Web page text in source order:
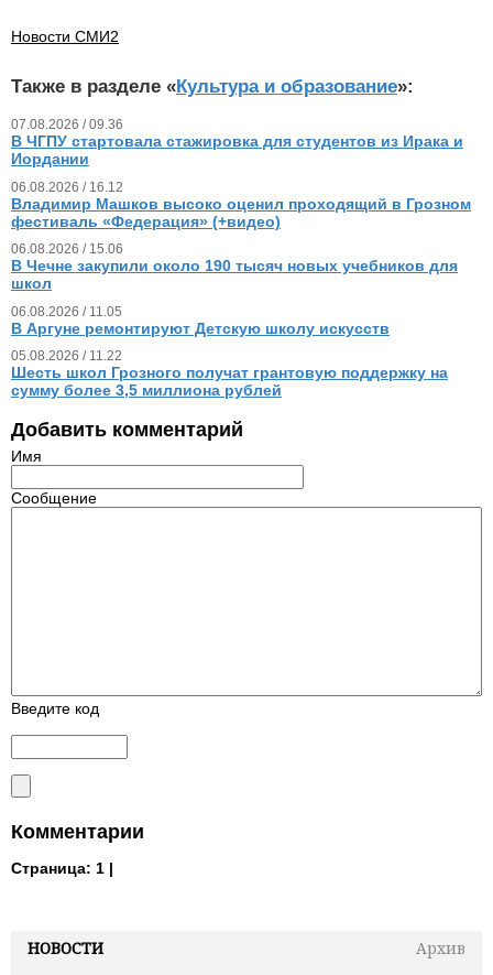
НОВОСТИ
Архив
Новости СМИ2
Также в разделе «Культура и образование»:
07.08.2026 / 09.36
В ЧГПУ стартовала стажировка для студентов из Ирака и
Иордании
06.08.2026 / 16.12
Владимир Машков высоко оценил проходящий в Грозном
фестиваль «Федерация» (+видео)
06.08.2026 / 15.06
В Чечне закупили около 190 тысяч новых учебников для
школ
06.08.2026 / 11.05
В Аргуне ремонтируют Детскую школу искусств
05.08.2026 / 11.22
Шесть школ Грозного получат грантовую поддержку на
сумму более 3,5 миллиона рублей
Добавить комментарий
Имя
Сообщение
Введите код
Комментарии
Страница: 1 |